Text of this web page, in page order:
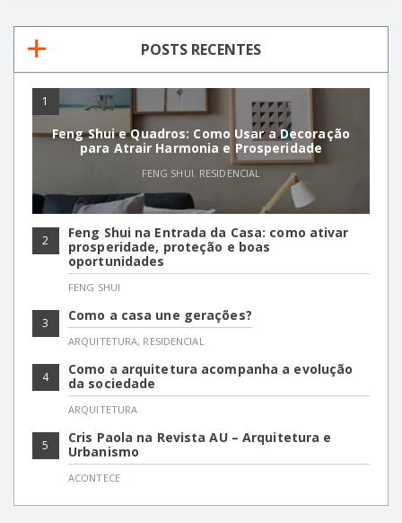
POSTS RECENTES
1
Feng Shui e Quadros: Como Usar a Decoração
para Atrair Harmonia e Prosperidade
FENG SHUI, RESIDENCIAL
2
Feng Shui na Entrada da Casa: como ativar
prosperidade, proteção e boas
oportunidades
FENG SHUI
3 Como a casa une gerações?
ARQUITETURA, RESIDENCIAL
4
Como a arquitetura acompanha a evolução
da sociedade
ARQUITETURA
5
Cris Paola na Revista AU – Arquitetura e
Urbanismo
ACONTECE